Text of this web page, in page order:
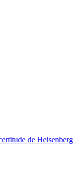
de Heisenberg